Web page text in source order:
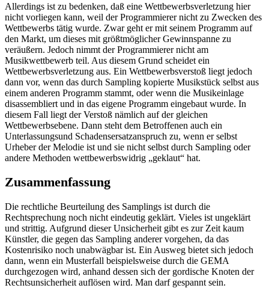
Allerdings ist zu bedenken, daß eine Wettbewerbsverletzung hier
nicht vorliegen kann, weil der Programmierer nicht zu Zwecken des
Wettbewerbs tätig wurde. Zwar geht er mit seinem Programm auf
den Markt, um dieses mit größtmöglicher Gewinnspanne zu
veräußern. Jedoch nimmt der Programmierer nicht am
Musikwettbewerb teil. Aus diesem Grund scheidet ein
Wettbewerbsverletzung aus. Ein Wettbewerbsverstoß liegt jedoch
dann vor, wenn das durch Sampling kopierte Musikstück selbst aus
einem anderen Programm stammt, oder wenn die Musikeinlage
disassembliert und in das eigene Programm eingebaut wurde. In
diesem Fall liegt der Verstoß nämlich auf der gleichen
Wettbewerbsebene. Dann steht dem Betroffenen auch ein
Unterlassungsund Schadensersatzanspruch zu, wenn er selbst
Urheber der Melodie ist und sie nicht selbst durch Sampling oder
andere Methoden wettbewerbswidrig „geklaut“ hat.
Zusammenfassung
Die rechtliche Beurteilung des Samplings ist durch die
Rechtsprechung noch nicht eindeutig geklärt. Vieles ist ungeklärt
und strittig. Aufgrund dieser Unsicherheit gibt es zur Zeit kaum
Künstler, die gegen das Sampling anderer vorgehen, da das
Kostenrisiko noch unabwägbar ist. Ein Ausweg bietet sich jedoch
dann, wenn ein Musterfall beispielsweise durch die GEMA
durchgezogen wird, anhand dessen sich der gordische Knoten der
Rechtsunsicherheit auflösen wird. Man darf gespannt sein.